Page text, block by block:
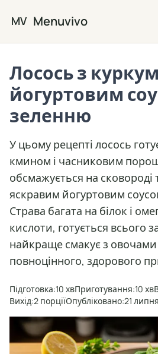
MV Menuvivo
Лосось з
йогуртовим
зеленню
У цьому рецепті лосось
кмином і часниковим
обсмажується на сковороді
яскравим йогуртовим
Страва багата на білок і
кислоти, готується всього
найкраще смакує з
повноцінного, здорового
Підготовка:10 хвПриготування:10 хв
Вихід:2 порціїОпубліковано:21